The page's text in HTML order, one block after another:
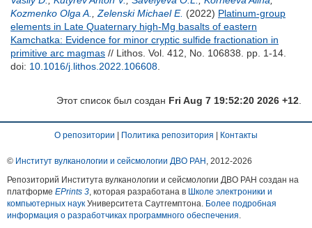
Kozmenko Olga A.
Zelenski Michael E. (2022) Platinum-group
elements in Late Quaternary high-Mg basalts of eastern
Kamchatka: Evidence for minor cryptic sulfide fractionation in
primitive arc magmas // Lithos. Vol. 412, No. 106838. pp. 1-14.
doi: 10.1016/j.lithos.2022.106608
Этот список был создан Fri Aug 7 19:52:20 2026 +12
О репозитории Политика репозитория Контакты
© Институт вулканологии и сейсмологии ДВО РАН , 2012-2026
Репозиторий Института вулканологии и сейсмологии ДВО РАН создан на
платформе EPrints 3, которая разработана в Школе электроники и
компьютерных наук Университета Саутгемптона. Более подробная
информация о разработчиках программного обеспечения.